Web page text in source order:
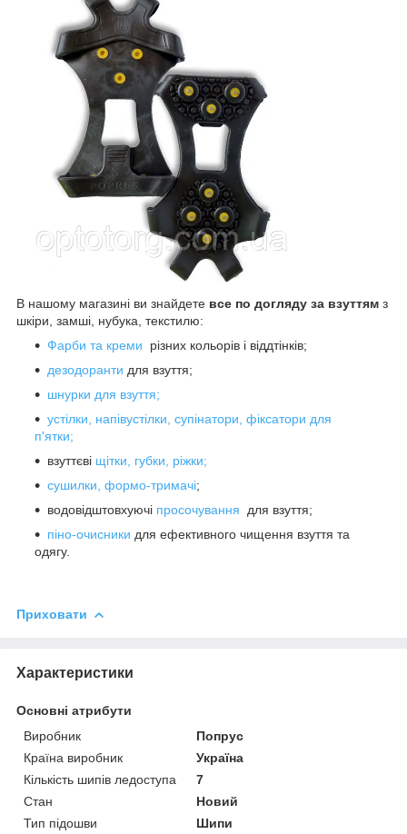
В нашому магазині ви знайдете все по догляду за взуттям з
шкіри, замші, нубука, текстилю:
Фарби та креми
різних кольорів і віддтінків;
дезодоранти для взуття;
шнурки для взуття;
устілки, напівустілки, супінатори, фіксатори для
п'ятки;
взуттєві щітки, губки, ріжки;
сушилки, формо-тримачі;
водовідштовхуючі просочування
для взуття;
піно-очисники для ефективного чищення взуття та
одягу.
Приховати
Характеристики
Основні атрибути
Виробник
Попрус
Країна виробник
Україна
Кількість шипів ледоступа
7
Стан
Новий
Тип підошви
Шипи